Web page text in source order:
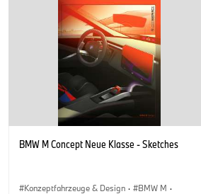
BMW M Concept Neue Klasse - Sketches
Konzeptfahrzeuge & Design · BMW M ·